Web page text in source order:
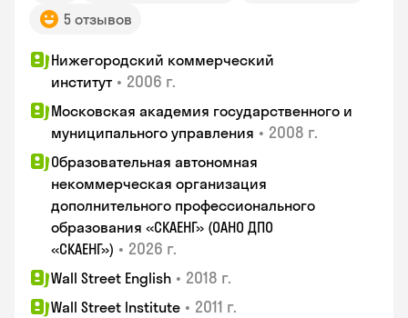
5 отзывов
Нижегородский коммерческий
институт • 2006 г.
Московская академия государственного и
муниципального управления • 2008 г.
Образовательная автономная
некоммерческая организация
дополнительного профессионального
образования «СКАЕНГ» (ОАНО ДПО
«СКАЕНГ») • 2026 г.
Wall Street English • 2018 г.
Wall Street Institute • 2011 г.